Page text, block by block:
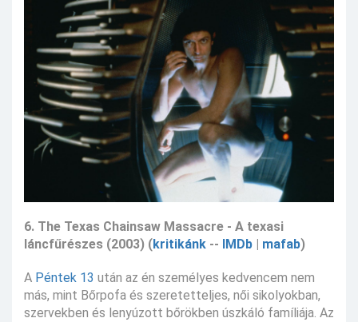
6. The Texas Chainsaw Massacre - A texasi
láncfűrészes (2003) (kritikánk -- IMDb | mafab)
A Péntek 13 után az én személyes kedvencem nem
más, mint Bőrpofa és szeretetteljes, női sikolyokban,
szervekben és lenyúzott bőrökben úszkáló famíliája. Az